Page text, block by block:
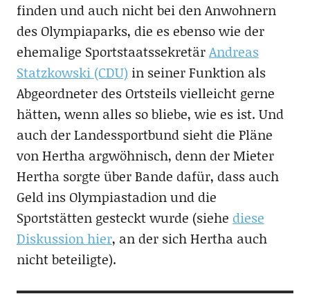
finden und auch nicht bei den Anwohnern
des Olympiaparks, die es ebenso wie der
ehemalige SportstaatssekretärAndreas
Statzkowski (CDU) in seiner Funktion als
Abgeordneter des Ortsteils vielleicht gerne
hätten, wenn alles so bliebe, wie es ist. Und
auch der Landessportbund sieht die Pläne
von Hertha argwöhnisch, denn der Mieter
Hertha sorgte über Bande dafür, dass auch
Geld ins Olympiastadion und die
Sportstätten gesteckt wurde (siehe diese
Diskussion hier, an der sich Hertha auch
nicht beteiligte).